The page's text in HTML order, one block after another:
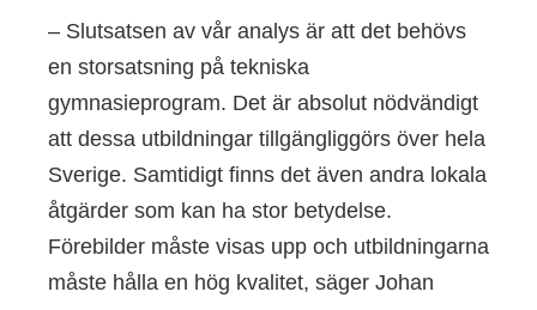
– Slutsatsen av vår analys är att det behövs
en storsatsning på tekniska
gymnasieprogram. Det är absolut nödvändigt
att dessa utbildningar tillgängliggörs över hela
Sverige. Samtidigt finns det även andra lokala
åtgärder som kan ha stor betydelse.
Förebilder måste visas upp och utbildningarna
måste hålla en hög kvalitet, säger Johan